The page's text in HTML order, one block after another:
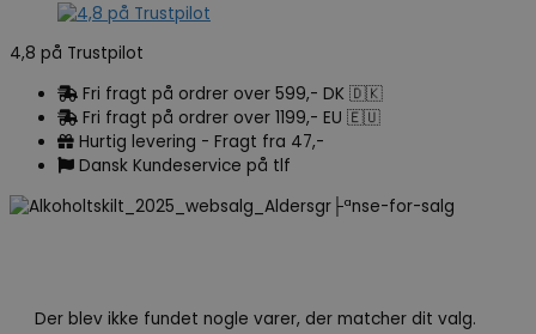
4,8 på Trustpilot
Fri fragt på ordrer over 599,- DK 🇩🇰
Fri fragt på ordrer over 1199,- EU 🇪🇺
Hurtig levering - Fragt fra 47,-
Dansk Kundeservice på tlf
Der blev ikke fundet nogle varer, der matcher dit valg.